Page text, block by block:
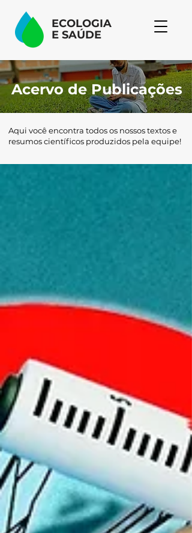
ECOLOGIA
E SAÚDE
Acervo de Publicações
Aqui você encontra todos os nossos textos e
resumos científicos produzidos pela equipe!